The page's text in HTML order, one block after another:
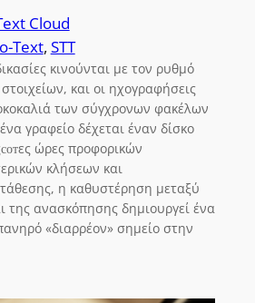
Cloud
Text, STT
κινούνται με τον ρυθμό
και οι ηχογραφήσεις
των σύγχρονων φακέλων
γραφείο δέχεται έναν δίσκο
ώρες προφορικών
κλήσεων και
η καθυστέρηση μεταξύ
της ανασκόπησης δημιουργεί ένα
«διαρρέον» σημείο στην